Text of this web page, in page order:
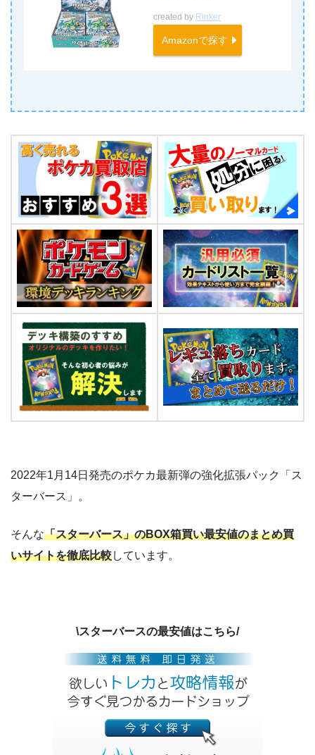
created by Rinker
Amazonで探す
2022年1月14日発売のポケカ最新弾の強化拡張パック「ス
ターバース」。
そんな「スターバース」のBOX箱買い最安値のまとめ買
いサイトを徹底比較しています。
\スターバースの最安値はこちら/